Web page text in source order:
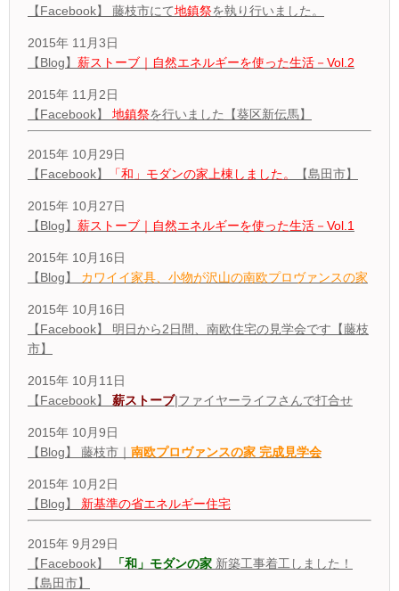
【Facebook】 藤枝市にて地鎮祭を執り行いました。
2015年 11月3日
【Blog】 薪ストーブ｜自然エネルギーを使った生活－Vol.2
2015年 11月2日
【Facebook】 地鎮祭を行いました【葵区新伝馬】
2015年 10月29日
【Facebook】
「和」モダンの家上棟しました。 【島田市】
2015年 10月27日
【Blog】 薪ストーブ｜自然エネルギーを使った生活－Vol.1
2015年 10月16日
【Blog】 カワイイ家具、小物が沢山の南欧プロヴァンスの家
2015年 10月16日
【Facebook】 明日から2日間、南欧住宅の見学会です【藤枝
市】
2015年 10月11日
【Facebook】 薪ストーブ|ファイヤーライフさんで打合せ
2015年 10月9日
【Blog】 藤枝市｜ 南欧プロヴァンスの家 完成見学会
2015年 10月2日
【Blog】 新基準の省エネルギー住宅
2015年 9月29日
【Facebook】
「和」モダンの家 新築工事着工しました！
【島田市】